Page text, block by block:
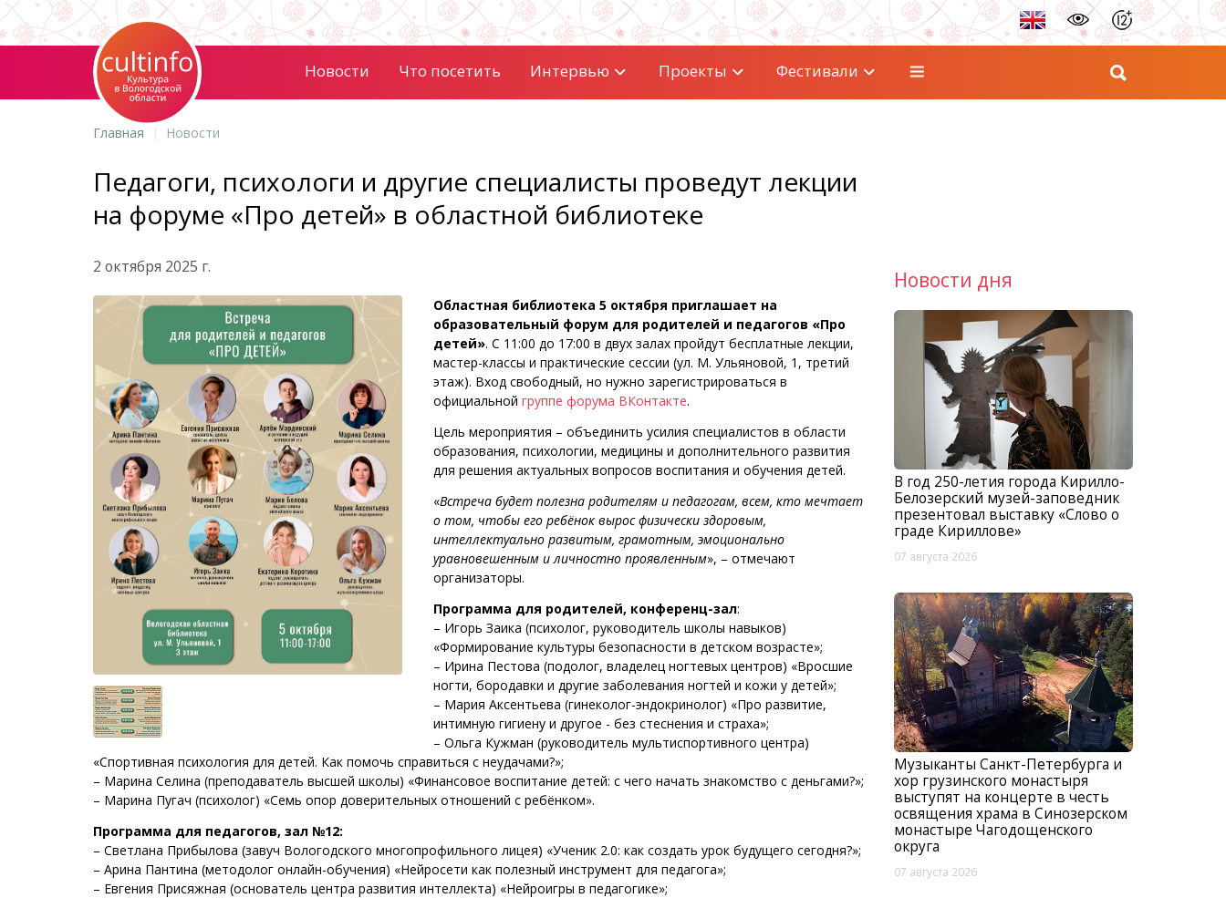
Новости Что посетить Интервью Проекты Фестивали
Главная Новости
Педагоги, психологи и другие специалисты проведут лекции
на форуме «Про детей» в областной библиотеке
2 октября 2025 г.
Областная библиотека 5 октября приглашает на
образовательный форум для родителей и педагогов «Про
детей». С 11:00 до 17:00 в двух залах пройдут бесплатные лекции,
мастер-классы и практические сессии (ул. М. Ульяновой, 1, третий
этаж). Вход свободный, но нужно зарегистрироваться в
официальной группе форума ВКонтакте.
Цель мероприятия – объединить усилия специалистов в области
образования, психологии, медицины и дополнительного развития
для решения актуальных вопросов воспитания и обучения детей.
«Встреча будет полезна родителям и педагогам, всем, кто мечтает
о том, чтобы его ребёнок вырос физически здоровым,
интеллектуально развитым, грамотным, эмоционально
уравновешенным и личностно проявленным», – отмечают
организаторы.
Программа для родителей, конференц-зал:
– Игорь Заика (психолог, руководитель школы навыков)
«Формирование культуры безопасности в детском возрасте»;
– Ирина Пестова (подолог, владелец ногтевых центров) «Вросшие
ногти, бородавки и другие заболевания ногтей и кожи у детей»;
– Мария Аксентьева (гинеколог-эндокринолог) «Про развитие,
интимную гигиену и другое - без стеснения и страха»;
– Ольга Кужман (руководитель мультиспортивного центра)
«Спортивная психология для детей. Как помочь справиться с неудачами?»;
– Марина Селина (преподаватель высшей школы) «Финансовое воспитание детей: с чего начать знакомство с деньгами?»;
– Марина Пугач (психолог) «Семь опор доверительных отношений с ребёнком».
Программа для педагогов, зал №12:
– Светлана Прибылова (завуч Вологодского многопрофильного лицея) «Ученик 2.0: как создать урок будущего сегодня?»;
– Арина Пантина (методолог онлайн-обучения) «Нейросети как полезный инструмент для педагога»;
– Евгения Присяжная (основатель центра развития интеллекта) «Нейроигры в педагогике»;
Новости дня
В год 250-летия города Кирилло-
Белозерский музей-заповедник
презентовал выставку «Слово о
граде Кириллове»
07 августа 2026
Музыканты Санкт-Петербурга и
хор грузинского монастыря
выступят на концерте в честь
освящения храма в Синозерском
монастыре Чагодощенского
округа
07 августа 2026